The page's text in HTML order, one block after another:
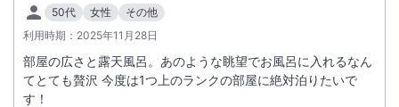
50代 女性
その他
利用時期： 2025年11月28日
部屋の広さと露天風呂。あのような眺望でお風呂に入れるなん
てとても贅沢 今度は1つ上のランクの部屋に絶対泊りたいで
す！